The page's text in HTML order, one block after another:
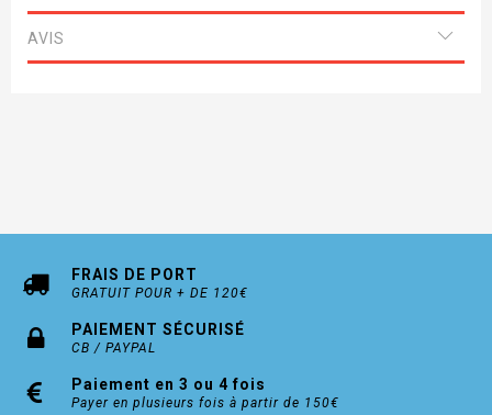
AVIS
FRAIS DE PORT
GRATUIT POUR + DE 120€
PAIEMENT SÉCURISÉ
CB / PAYPAL
Paiement en 3 ou 4 fois
Payer en plusieurs fois à partir de 150€